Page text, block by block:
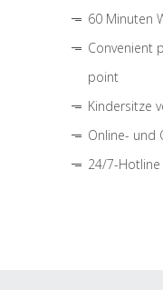
60 Minuten
Convenient
point
Kindersitze
Online- und
24/7-Hotline